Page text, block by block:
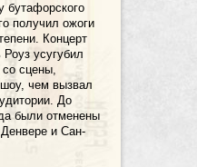
получил ожоги
Концерт
усугубил
сцены,
чем вызвал
До
были отменены
и Сан-